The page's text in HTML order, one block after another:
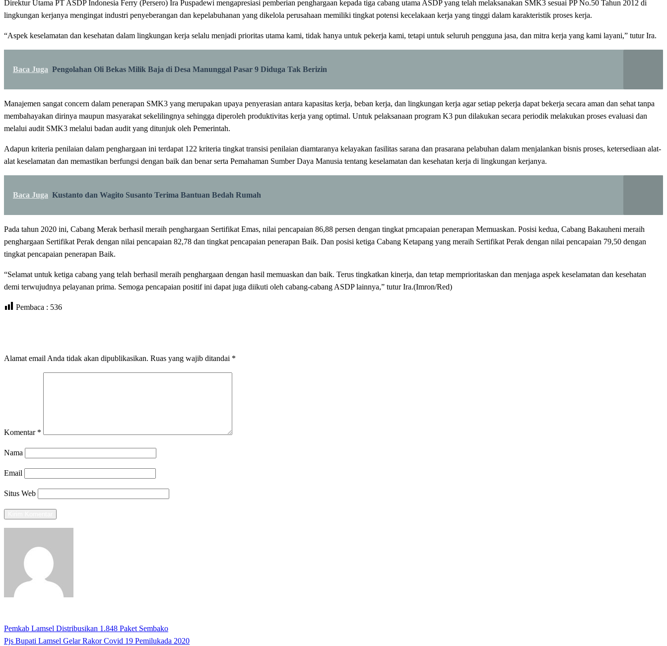
Direktur Utama PT ASDP Indonesia Ferry (Persero) Ira Puspadewi mengapresiasi pemberian penghargaan kepada tiga cabang utama ASDP yang telah melaksanakan SMK3 sesuai PP No.50 Tahun 2012 di
lingkungan kerjanya mengingat industri penyeberangan dan kepelabuhanan yang dikelola perusahaan memiliki tingkat potensi kecelakaan kerja yang tinggi dalam karakteristik proses kerja.
“Aspek keselamatan dan kesehatan dalam lingkungan kerja selalu menjadi prioritas utama kami, tidak hanya untuk pekerja kami, tetapi untuk seluruh pengguna jasa, dan mitra kerja yang kami layani,” tutur Ira.
Baca Juga Pengolahan Oli Bekas Milik Baja di Desa Manunggal Pasar 9 Diduga Tak Berizin
Manajemen sangat concern dalam penerapan SMK3 yang merupakan upaya penyerasian antara kapasitas kerja, beban kerja, dan lingkungan kerja agar setiap pekerja dapat bekerja secara aman dan sehat tanpa
membahayakan dirinya maupun masyarakat sekelilingnya sehingga diperoleh produktivitas kerja yang optimal. Untuk pelaksanaan program K3 pun dilakukan secara periodik melakukan proses evaluasi dan
melalui audit SMK3 melalui badan audit yang ditunjuk oleh Pemerintah.
Adapun kriteria penilaian dalam penghargaan ini terdapat 122 kriteria tingkat transisi penilaian diamtaranya kelayakan fasilitas sarana dan prasarana pelabuhan dalam menjalankan bisnis proses, ketersediaan alat-
alat keselamatan dan memastikan berfungsi dengan baik dan benar serta Pemahaman Sumber Daya Manusia tentang keselamatan dan kesehatan kerja di lingkungan kerjanya.
Baca Juga Kustanto dan Wagito Susanto Terima Bantuan Bedah Rumah
Pada tahun 2020 ini, Cabang Merak berhasil meraih penghargaan Sertifikat Emas, nilai pencapaian 86,88 persen dengan tingkat prncapaian penerapan Memuaskan. Posisi kedua, Cabang Bakauheni meraih
penghargaan Sertifikat Perak dengan nilai pencapaian 82,78 dan tingkat pencapaian penerapan Baik. Dan posisi ketiga Cabang Ketapang yang meraih Sertifikat Perak dengan nilai pencapaian 79,50 dengan
tingkat pencapaian penerapan Baik.
“Selamat untuk ketiga cabang yang telah berhasil meraih penghargaan dengan hasil memuaskan dan baik. Terus tingkatkan kinerja, dan tetap memprioritaskan dan menjaga aspek keselamatan dan kesehatan
demi terwujudnya pelayanan prima. Semoga pencapaian positif ini dapat juga diikuti oleh cabang-cabang ASDP lainnya,” tutur Ira.(Imron/Red)
Pembaca : 536
Alamat email Anda tidak akan dipublikasikan. Ruas yang wajib ditandai *
Komentar *
Nama
Email
Situs Web
Navigasi
Previous
Post
Pemkab Lamsel Distribusikan 1.848 Paket Sembako
Next
Pjs Bupati Lamsel Gelar Rakor Covid 19 Pemilukada 2020